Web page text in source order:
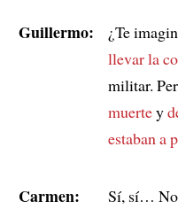
Guillermo: ¿Te
llevar la
militar.
muertey
estaban a
Carmen: Sí, sí… No